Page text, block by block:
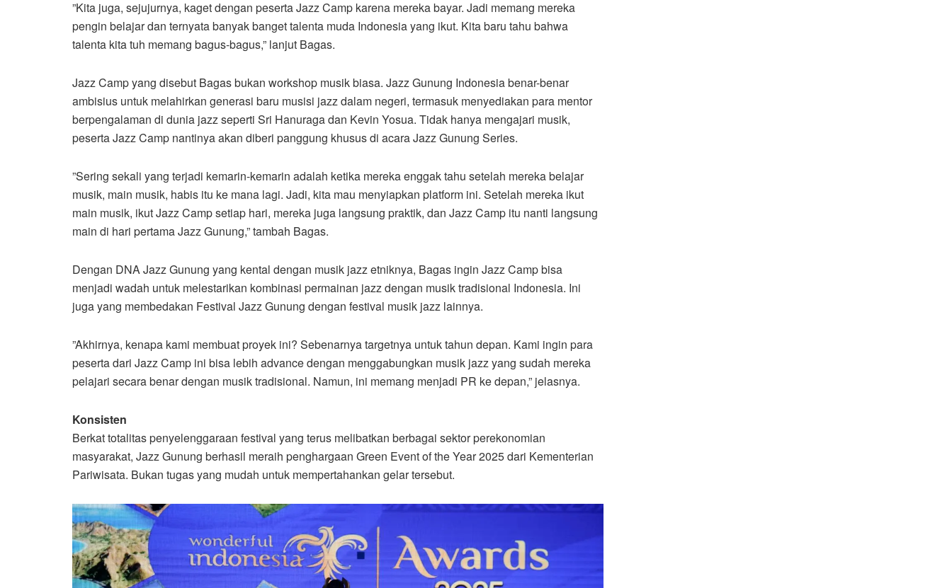
”Kita juga, sejujurnya, kaget dengan peserta Jazz Camp karena mereka bayar. Jadi memang mereka
pengin belajar dan ternyata banyak banget talenta muda Indonesia yang ikut. Kita baru tahu bahwa
talenta kita tuh memang bagus-bagus,” lanjut Bagas.
Jazz Camp yang disebut Bagas bukan workshop musik biasa. Jazz Gunung Indonesia benar-benar
ambisius untuk melahirkan generasi baru musisi jazz dalam negeri, termasuk menyediakan para mentor
berpengalaman di dunia jazz seperti Sri Hanuraga dan Kevin Yosua. Tidak hanya mengajari musik,
peserta Jazz Camp nantinya akan diberi panggung khusus di acara Jazz Gunung Series.
”Sering sekali yang terjadi kemarin-kemarin adalah ketika mereka enggak tahu setelah mereka belajar
musik, main musik, habis itu ke mana lagi. Jadi, kita mau menyiapkan platform ini. Setelah mereka ikut
main musik, ikut Jazz Camp setiap hari, mereka juga langsung praktik, dan Jazz Camp itu nanti langsung
main di hari pertama Jazz Gunung,” tambah Bagas.
Dengan DNA Jazz Gunung yang kental dengan musik jazz etniknya, Bagas ingin Jazz Camp bisa
menjadi wadah untuk melestarikan kombinasi permainan jazz dengan musik tradisional Indonesia. Ini
juga yang membedakan Festival Jazz Gunung dengan festival musik jazz lainnya.
”Akhirnya, kenapa kami membuat proyek ini? Sebenarnya targetnya untuk tahun depan. Kami ingin para
peserta dari Jazz Camp ini bisa lebih advance dengan menggabungkan musik jazz yang sudah mereka
pelajari secara benar dengan musik tradisional. Namun, ini memang menjadi PR ke depan,” jelasnya.
Konsisten
Berkat totalitas penyelenggaraan festival yang terus melibatkan berbagai sektor perekonomian
masyarakat, Jazz Gunung berhasil meraih penghargaan Green Event of the Year 2025 dari Kementerian
Pariwisata. Bukan tugas yang mudah untuk mempertahankan gelar tersebut.